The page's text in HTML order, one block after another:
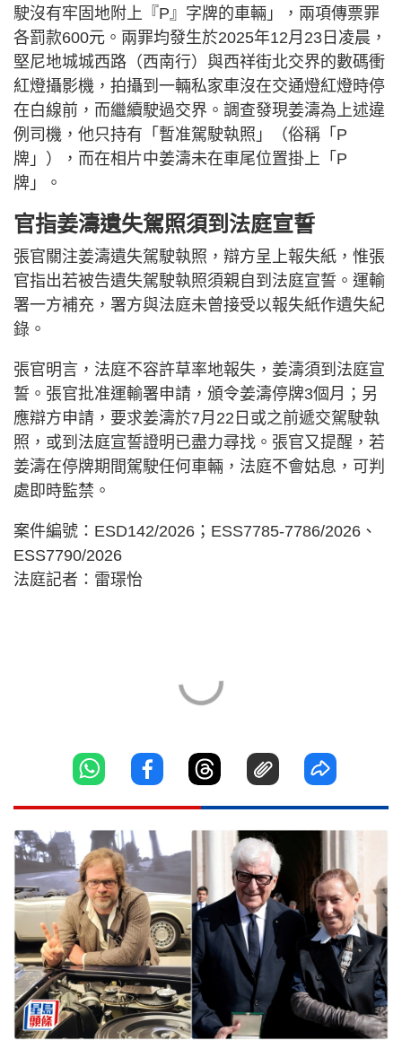
駛沒有牢固地附上『P』字牌的車輛」，兩項傳票罪
各罰款600元。兩罪均發生於2025年12月23日凌晨，
堅尼地城城西路（西南行）與西祥街北交界的數碼衝
紅燈攝影機，拍攝到一輛私家車沒在交通燈紅燈時停
在白線前，而繼續駛過交界。調查發現姜濤為上述違
例司機，他只持有「暫准駕駛執照」（俗稱「P
牌」），而在相片中姜濤未在車尾位置掛上「P
牌」。
官指姜濤遺失駕照須到法庭宣誓
張官關注姜濤遺失駕駛執照，辯方呈上報失紙，惟張
官指出若被告遺失駕駛執照須親自到法庭宣誓。運輸
署一方補充，署方與法庭未曾接受以報失紙作遺失紀
錄。
張官明言，法庭不容許草率地報失，姜濤須到法庭宣
誓。張官批准運輸署申請，頒令姜濤停牌3個月；另
應辯方申請，要求姜濤於7月22日或之前遞交駕駛執
照，或到法庭宣誓證明已盡力尋找。張官又提醒，若
姜濤在停牌期間駕駛任何車輛，法庭不會姑息，可判
處即時監禁。
案件編號：ESD142/2026；ESS7785-7786/2026、
ESS7790/2026
法庭記者：雷璟怡